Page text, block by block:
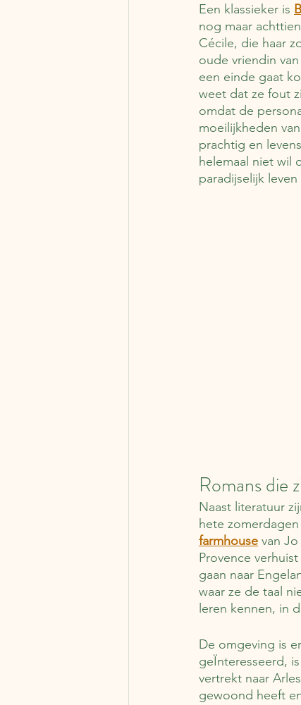
Een klassieker is
nog maar
Cécile, die haar
oude vriendin
een einde gaat
weet dat ze fout
omdat de
moeilijkheden
prachtig en
helemaal niet wil
paradijselijk leven
Romans die
Naast literatuur
hete
farmhouse van
Provence
gaan naar
waar ze de taal
leren kennen, in
De omgeving is
geÏnteresseerd, is
vertrekt naar
gewoond heeft